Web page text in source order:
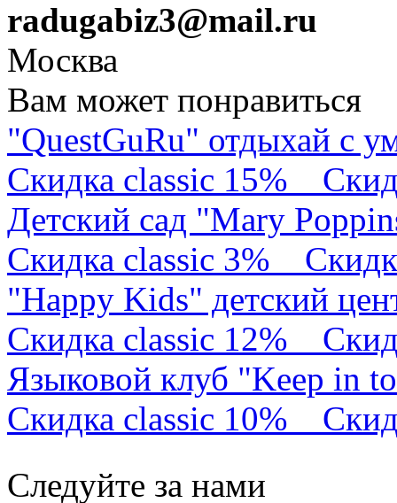
radugabiz3@mail.ru
Москва
Вам может понравиться
"QuestGuRu" отдыхай с
Скидка classic 15%
Детский сад "Mary
Скидка classic 3%
"Happy Kids" детский
Скидка classic 12%
Языковой клуб "Keep in
Скидка classic 10%
Следуйте за нами